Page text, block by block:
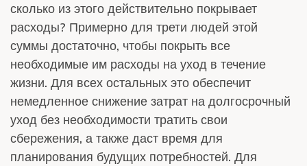
сколько из этого действительно покрывает
расходы? Примерно для трети людей этой
суммы достаточно, чтобы покрыть все
необходимые им расходы на уход в течение
жизни. Для всех остальных это обеспечит
немедленное снижение затрат на долгосрочный
уход без необходимости тратить свои
сбережения, а также даст время для
планирования будущих потребностей. Для